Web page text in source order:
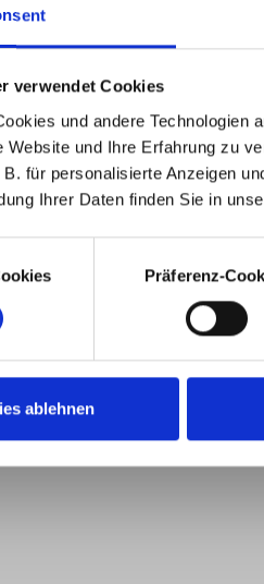
verwendet Cookies
und andere Technologien
Website und Ihre Erfahrung zu
für personalisierte Anzeigen
Ihrer Daten finden Sie in
Präferenz-
ablehnen